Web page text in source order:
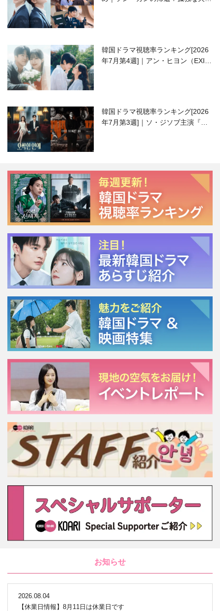
韓国ドラマ視聴率ランキング[2026
年7月第4週]｜アン・ヒヨン（EXID
韓国ドラマ視聴率ランキング[2026
年7月第3週]｜ソ・ジソブ主演『エ
お知らせ
2026.08.04
【休業日情報】8月11日は休業日です